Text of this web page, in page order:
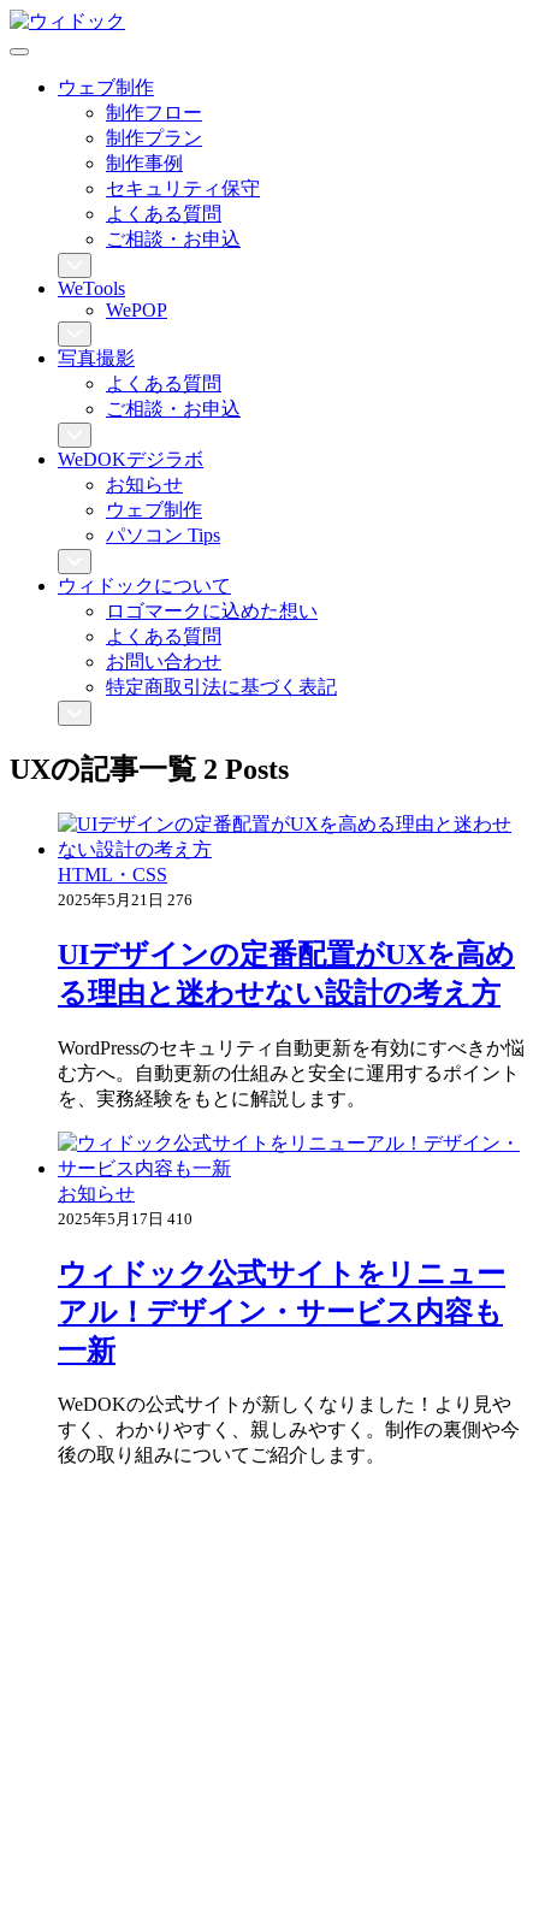
ウェブ制作
制作フロー
制作プラン
制作事例
セキュリティ保守
よくある質問
ご相談・お申込
WeTools
WePOP
写真撮影
よくある質問
ご相談・お申込
WeDOKデジラボ
お知らせ
ウェブ制作
パソコン Tips
ウィドックについて
ロゴマークに込めた想い
よくある質問
お問い合わせ
特定商取引法に基づく表記
UXの記事一覧 2 Posts
HTML・CSS
2025年5月21日 276
UIデザインの定番配置がUXを高め
る理由と迷わせない設計の考え方
WordPressのセキュリティ自動更新を有効にすべきか悩
む方へ。自動更新の仕組みと安全に運用するポイント
を、実務経験をもとに解説します。
お知らせ
2025年5月17日 410
ウィドック公式サイトをリニュー
アル！デザイン・サービス内容も
一新
WeDOKの公式サイトが新しくなりました！より見や
すく、わかりやすく、親しみやすく。制作の裏側や今
後の取り組みについてご紹介します。